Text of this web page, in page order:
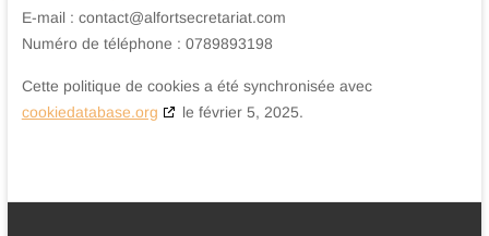
E-mail : contact@alfortsecretariat.com
Numéro de téléphone : 0789893198
Cette politique de cookies a été synchronisée avec
cookiedatabase.org
le février 5, 2025.